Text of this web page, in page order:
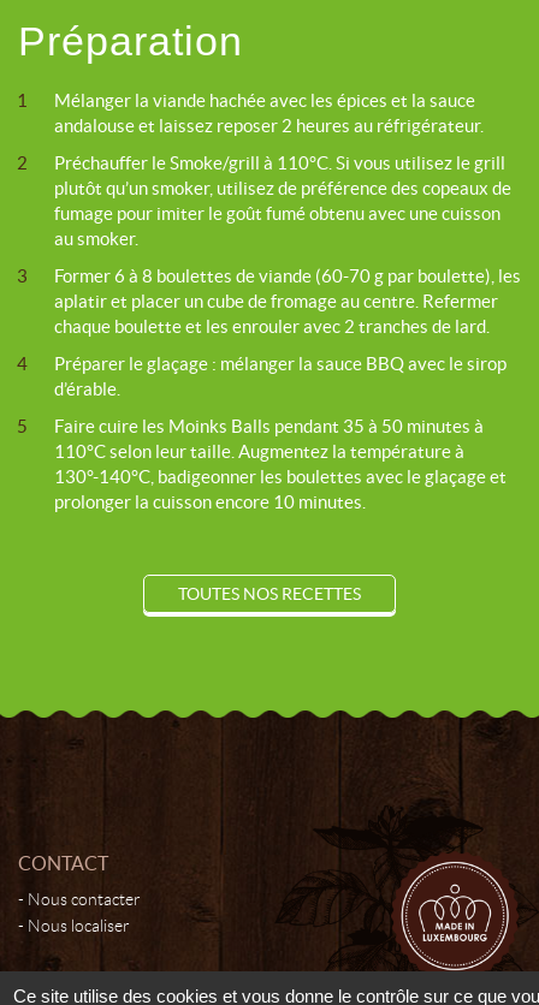
Préparation
1
Mélanger la viande hachée avec les épices et la sauce
andalouse et laissez reposer 2 heures au réfrigérateur.
2
Préchauffer le Smoke/grill à 110°C. Si vous utilisez le grill
plutôt qu’un smoker, utilisez de préférence des copeaux de
fumage pour imiter le goût fumé obtenu avec une cuisson
au smoker.
3
Former 6 à 8 boulettes de viande (60-70 g par boulette), les
aplatir et placer un cube de fromage au centre. Refermer
chaque boulette et les enrouler avec 2 tranches de lard.
4
Préparer le glaçage : mélanger la sauce BBQ avec le sirop
d’érable.
5
Faire cuire les Moinks Balls pendant 35 à 50 minutes à
110°C selon leur taille. Augmentez la température à
130°-140°C, badigeonner les boulettes avec le glaçage et
prolonger la cuisson encore 10 minutes.
TOUTES NOS RECETTES
CONTACT
Nous contacter
Nous localiser
Ce site utilise des cookies et vous donne le contrôle sur ce que